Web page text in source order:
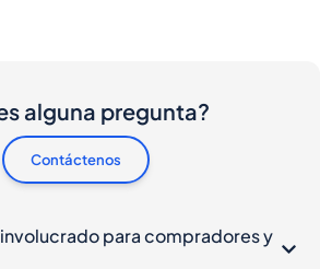
alguna pregunta?
Contáctenos
para compradores y